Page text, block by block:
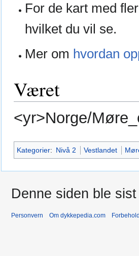
For de kart med
hvilket du vil se.
Mer om hvordan
Været
<yr>Norge/
Kategorier: Nivå 2 Vestlandet
Denne siden ble
Personvern Om dykkepedia.com